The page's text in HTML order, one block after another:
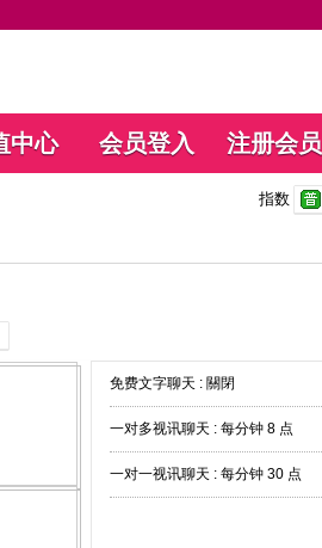
中心 会员登入 注册会员
指数
免费文字聊天 : 關閉
一对多视讯聊天 : 每分钟 8 点
一对一视讯聊天 : 每分钟 30 点